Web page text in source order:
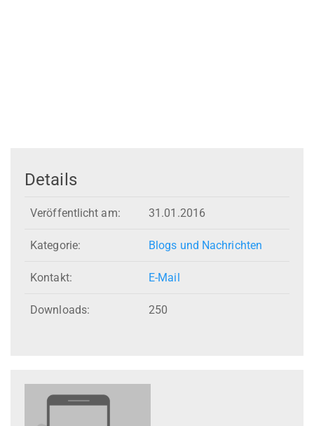
Details
Veröffentlicht am: 31.01.2016
Kategorie: Blogs und Nachrichten
Kontakt: E-Mail
Downloads: 250